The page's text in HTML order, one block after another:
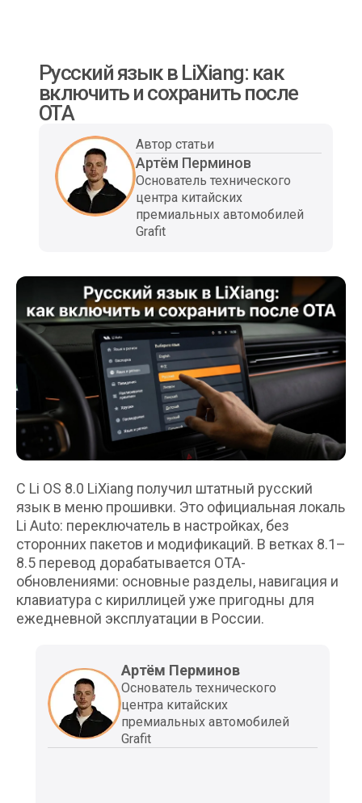
Русский язык в LiXiang: как
включить и сохранить после
OTA
Автор статьи
Артём Перминов
Основатель технического
центра китайских
премиальных автомобилей
Grafit
С Li OS 8.0 LiXiang получил штатный русский
язык в меню прошивки. Это официальная локаль
Li Auto: переключатель в настройках, без
сторонних пакетов и модификаций. В ветках 8.1–
8.5 перевод дорабатывается OTA-
обновлениями: основные разделы, навигация и
клавиатура с кириллицей уже пригодны для
ежедневной эксплуатации в России.
Артём Перминов
Основатель технического
центра китайских
премиальных автомобилей
Grafit